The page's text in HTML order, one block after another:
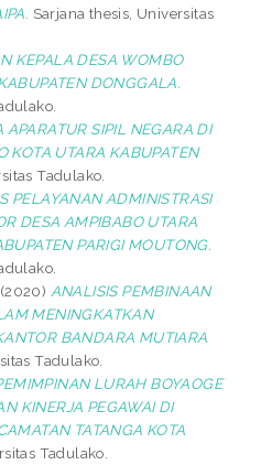
Sarjana thesis, Universitas
KEPALA DESA WOMBO
DONGGALA.
APARATUR SIPIL NEGARA DI
KOTA UTARA KABUPATEN
Tadulako.
PELAYANAN ADMINISTRASI
DESA AMPIBABO UTARA
PARIGI MOUTONG.
(2020) ANALISIS PEMBINAAN
MENINGKATKAN
BANDARA MUTIARA
Tadulako.
LURAH BOYAOGE
KINERJA PEGAWAI DI
TATANGA KOTA
Tadulako.